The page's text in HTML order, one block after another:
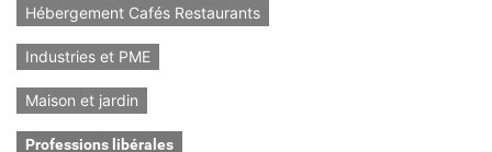
Hébergement Cafés Restaurants
Industries et PME
Maison et jardin
Professions libérales